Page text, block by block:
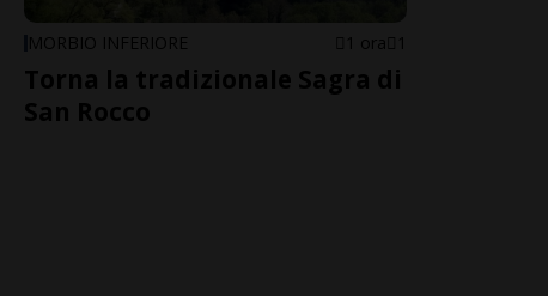
MORBIO INFERIORE 1 ora 1
Torna la tradizionale Sagra di
San Rocco